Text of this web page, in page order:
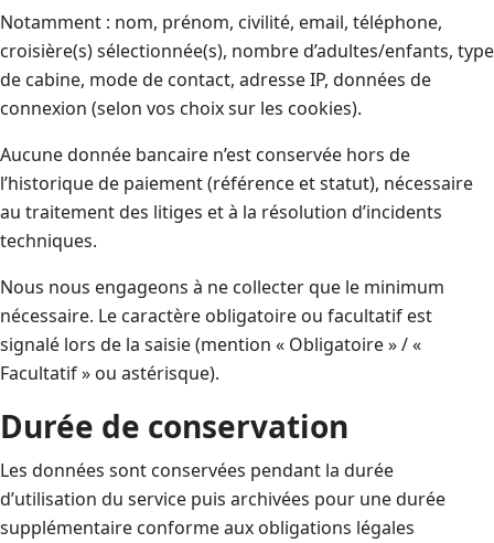
Notamment : nom, prénom, civilité, email, téléphone,
croisière(s) sélectionnée(s), nombre d’adultes/enfants, type
de cabine, mode de contact, adresse IP, données de
connexion (selon vos choix sur les cookies).
Aucune donnée bancaire n’est conservée hors de
l’historique de paiement (référence et statut), nécessaire
au traitement des litiges et à la résolution d’incidents
techniques.
Nous nous engageons à ne collecter que le minimum
nécessaire. Le caractère obligatoire ou facultatif est
signalé lors de la saisie (mention « Obligatoire » / «
Facultatif » ou astérisque).
Durée de conservation
Les données sont conservées pendant la durée
d’utilisation du service puis archivées pour une durée
supplémentaire conforme aux obligations légales